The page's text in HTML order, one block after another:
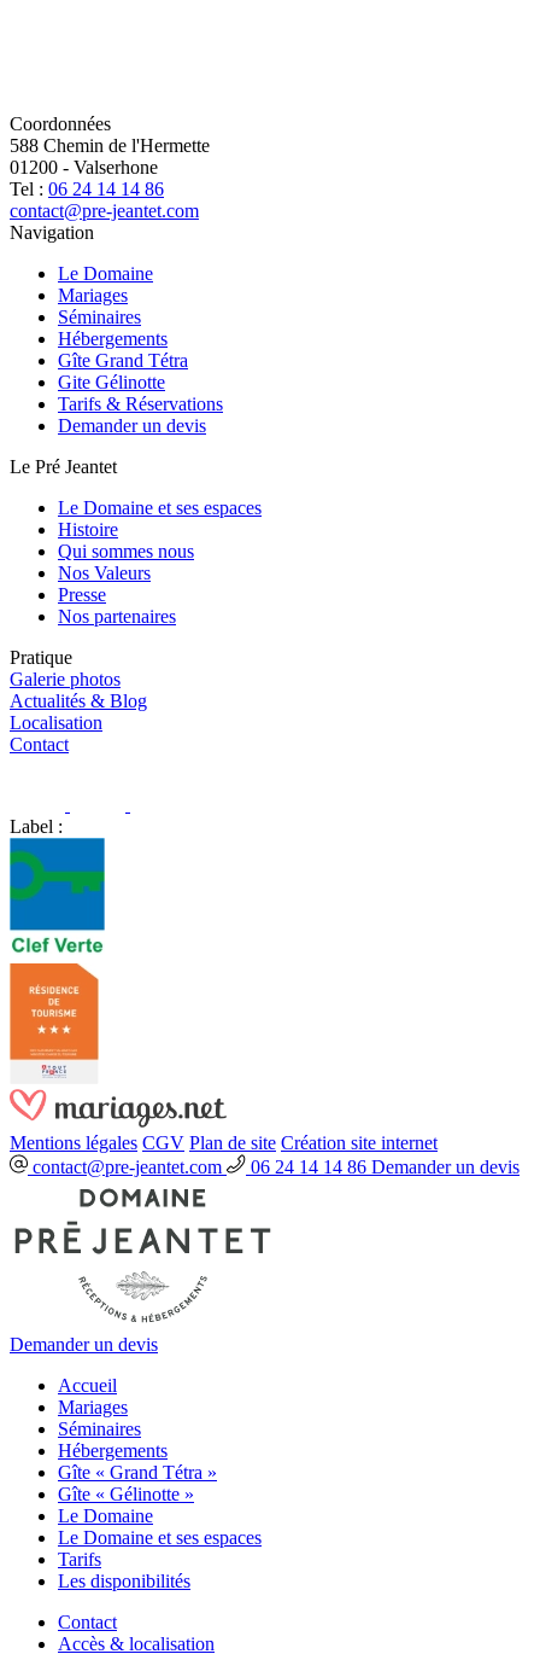
Coordonnées
588 Chemin de l'Hermette
01200 - Valserhone
Tel : 06 24 14 14 86
contact@pre-jeantet.com
Navigation
Le Domaine
Mariages
Séminaires
Hébergements
Gîte Grand Tétra
Gite Gélinotte
Tarifs & Réservations
Demander un devis
Le Pré Jeantet
Le Domaine et ses espaces
Histoire
Qui sommes nous
Nos Valeurs
Presse
Nos partenaires
Pratique
Galerie photos
Actualités & Blog
Localisation
Contact
Label :
Mentions légales CGV Plan de site Création site internet
contact@pre-jeantet.com
06 24 14 14 86 Demander un devis
Demander un devis
Accueil
Mariages
Séminaires
Hébergements
Gîte « Grand Tétra »
Gîte « Gélinotte »
Le Domaine
Le Domaine et ses espaces
Tarifs
Les disponibilités
Contact
Accès & localisation